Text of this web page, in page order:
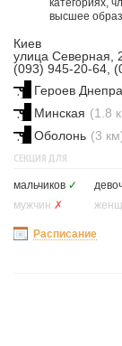
категориях,
высшее
Киев
улица Северная,
(093) 945-20-64,
Героев Днепра
Минская (1.8
Оболонь (3
СЕКЦИЯ ДЛЯ
мальчиков ✓
мужчин ✗
Расписание